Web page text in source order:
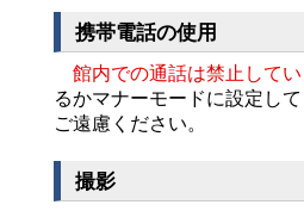
携帯電話の使用
館内での通話は禁止して
るかマナーモードに設定し
ご遠慮ください。
撮影